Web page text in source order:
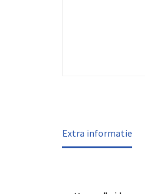
Extra informatie